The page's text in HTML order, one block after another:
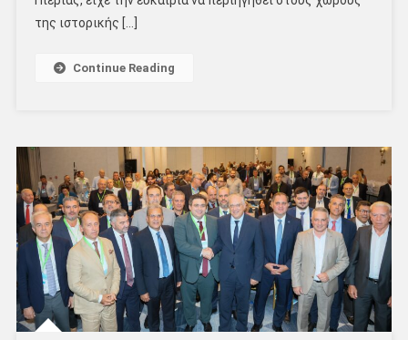
της ιστορικής […]
Continue Reading